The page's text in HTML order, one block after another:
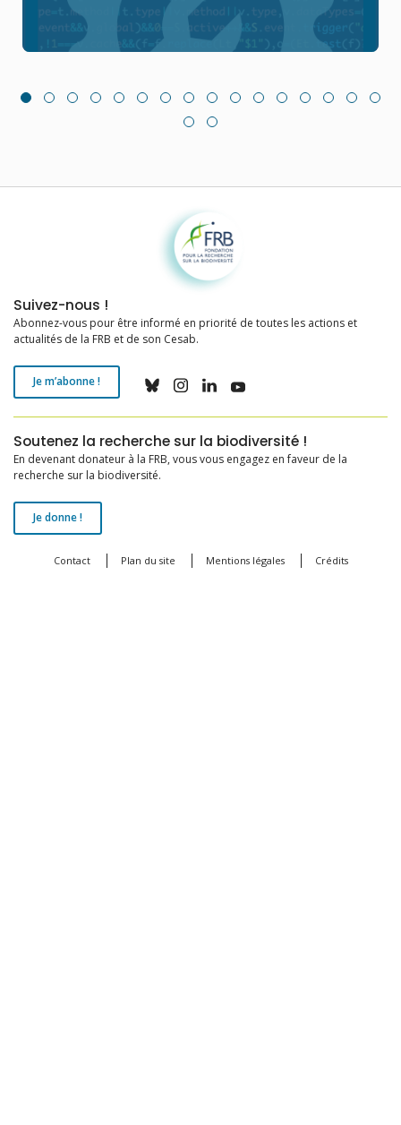
Fondation pour la recherche sur la biodiversité
Suivez-nous !
Abonnez-vous pour être informé en priorité de toutes les actions et
actualités de la FRB et de son Cesab.
Je m’abonne !
Soutenez la recherche sur la biodiversité !
En devenant donateur à la FRB, vous vous engagez en faveur de la
recherche sur la biodiversité.
Je donne !
Contact Plan du site Mentions légales Crédits